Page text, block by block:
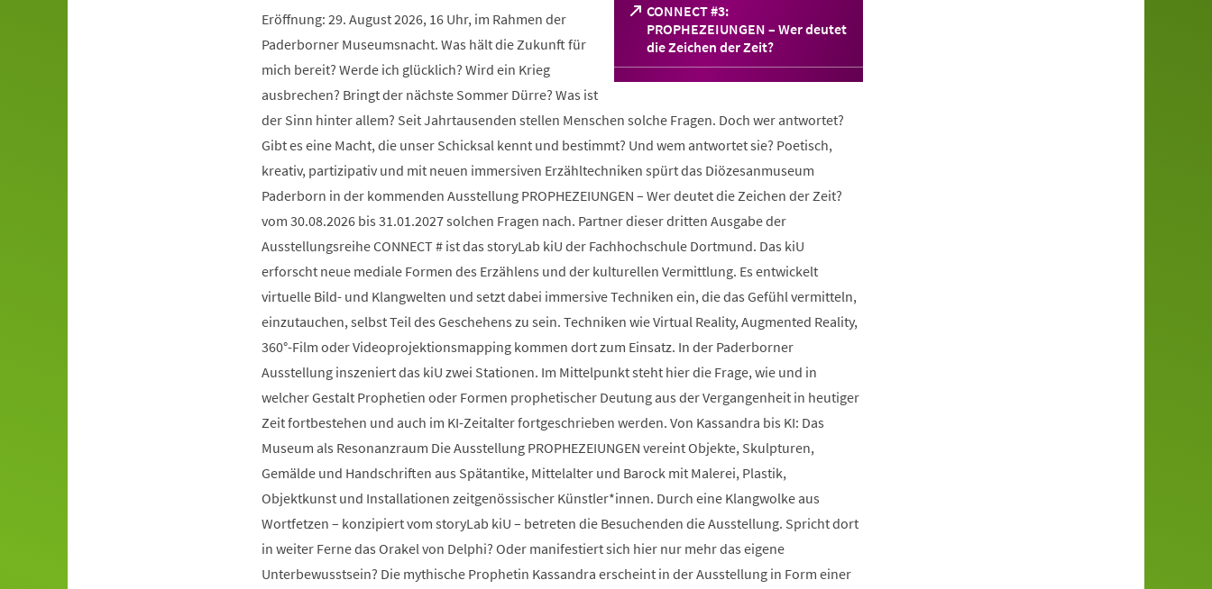
CONNECT #3:
PROPHEZEIUNGEN – Wer deutet
die Zeichen der Zeit?
(Öffnet
in
einem
Tab)
Eröffnung: 29. August 2026, 16 Uhr, im Rahmen der
Paderborner Museumsnacht. Was hält die Zukunft für
mich bereit? Werde ich glücklich? Wird ein Krieg
ausbrechen? Bringt der nächste Sommer Dürre? Was ist
der Sinn hinter allem? Seit Jahrtausenden stellen Menschen solche Fragen. Doch wer antwortet?
Gibt es eine Macht, die unser Schicksal kennt und bestimmt? Und wem antwortet sie? Poetisch,
kreativ, partizipativ und mit neuen immersiven Erzähltechniken spürt das Diözesanmuseum
Paderborn in der kommenden Ausstellung PROPHEZEIUNGEN – Wer deutet die Zeichen der Zeit?
vom 30.08.2026 bis 31.01.2027 solchen Fragen nach. Partner dieser dritten Ausgabe der
Ausstellungsreihe CONNECT # ist das storyLab kiU der Fachhochschule Dortmund. Das kiU
erforscht neue mediale Formen des Erzählens und der kulturellen Vermittlung. Es entwickelt
virtuelle Bild- und Klangwelten und setzt dabei immersive Techniken ein, die das Gefühl vermitteln,
einzutauchen, selbst Teil des Geschehens zu sein. Techniken wie Virtual Reality, Augmented Reality,
360°-Film oder Videoprojektionsmapping kommen dort zum Einsatz. In der Paderborner
Ausstellung inszeniert das kiU zwei Stationen. Im Mittelpunkt steht hier die Frage, wie und in
welcher Gestalt Prophetien oder Formen prophetischer Deutung aus der Vergangenheit in heutiger
Zeit fortbestehen und auch im KI-Zeitalter fortgeschrieben werden. Von Kassandra bis KI: Das
Museum als Resonanzraum Die Ausstellung PROPHEZEIUNGEN vereint Objekte, Skulpturen,
Gemälde und Handschriften aus Spätantike, Mittelalter und Barock mit Malerei, Plastik,
Objektkunst und Installationen zeitgenössischer Künstler*innen. Durch eine Klangwolke aus
Wortfetzen – konzipiert vom storyLab kiU – betreten die Besuchenden die Ausstellung. Spricht dort
in weiter Ferne das Orakel von Delphi? Oder manifestiert sich hier nur mehr das eigene
Unterbewusstsein? Die mythische Prophetin Kassandra erscheint in der Ausstellung in Form einer